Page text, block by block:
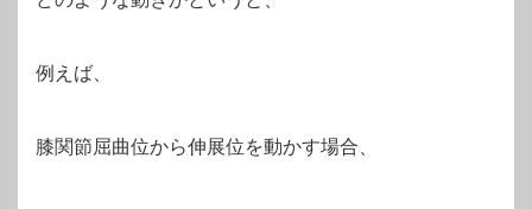
例えば、
膝関節屈曲位から伸展位を動かす場合、